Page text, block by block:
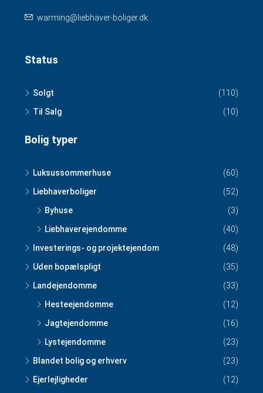
warming@liebhaver-boliger.dk
Status
Solgt
(110)
Til Salg
(10)
Bolig typer
Luksussommerhuse
(60)
Liebhaverboliger
(52)
Byhuse
(3)
Liebhaverejendomme
(40)
Investerings- og projektejendom
(48)
Uden bopælspligt
(35)
Landejendomme
(33)
Hesteejendomme
(12)
Jagtejendomme
(16)
Lystejendomme
(23)
Blandet bolig og erhverv
(23)
Ejerlejligheder
(12)